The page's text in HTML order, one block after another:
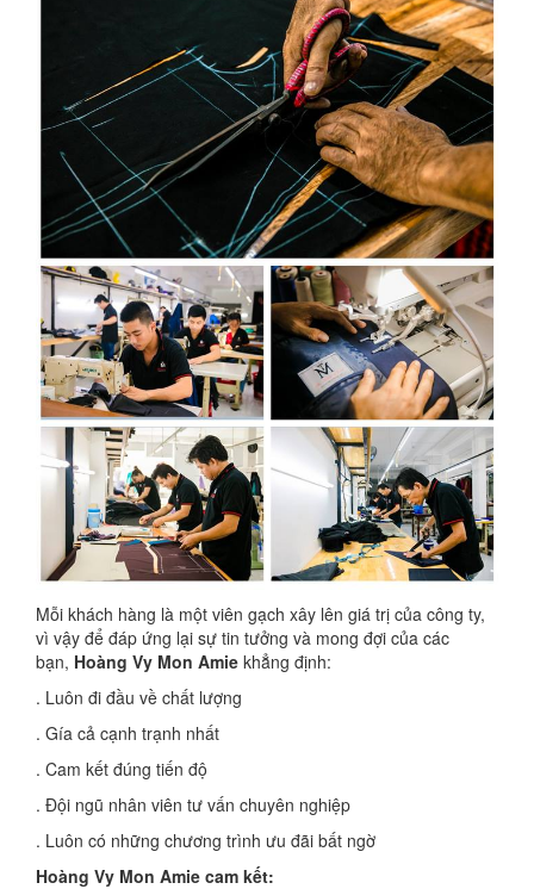
Mỗi khách hàng là một viên gạch xây lên giá trị của công ty,
vì vậy để đáp ứng lại sự tin tưởng và mong đợi của các
bạn, Hoàng Vy Mon Amie khẳng định:
. Luôn đi đầu về chất lượng
. Gía cả cạnh trạnh nhất
. Cam kết đúng tiến độ
. Đội ngũ nhân viên tư vấn chuyên nghiệp
. Luôn có những chương trình ưu đãi bất ngờ
Hoàng Vy Mon Amie cam kết: